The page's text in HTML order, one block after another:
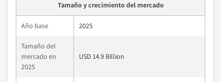
Tamaño y crecimiento del mercado
Año base 2025
Tamaño del
mercado en
2025
USD 14.9 Billion